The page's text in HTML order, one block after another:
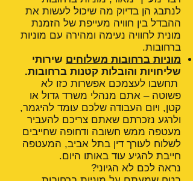
לנתבג הן בדיוק מה שיכול לעשות את
ההבדל בין חוויה מעייפת של הזמנת
מונית לחוויה נעימה ומהירה עם מוניות
ברחובות.
מוניות ברחובות משלוחים שירותי
שליחויות והובלות קטנות ברחובות.
תחשבו לעצמכם אפשרות כזו לא
פשוטה – אתם מנהלי משרד גדול או
קטן, ויום העבודה שלכם עומד להיגמר,
ולרגע נזכרתם שאתם צריכם להעביר
מעטפה ממש חשובה ודחופה שחייבים
לשלוח לעורך דין בתל אביב, המעטפה
חייבת להגיע עוד באותו היום.
נראה לכם לא הגיוני?